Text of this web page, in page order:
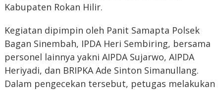
Kabupaten Rokan Hilir.
Kegiatan dipimpin oleh Panit Samapta Polsek
Bagan Sinembah, IPDA Heri Sembiring, bersama
personel lainnya yakni AIPDA Sujarwo, AIPDA
Heriyadi, dan BRIPKA Ade Sinton Simanullang.
Dalam pengecekan tersebut, petugas melakukan